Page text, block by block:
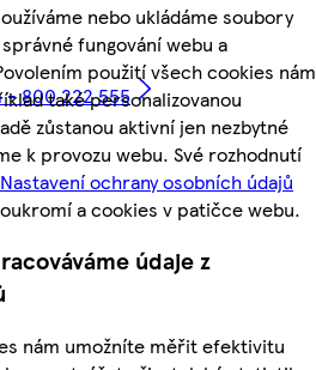
nebo ukládáme soubory
fungování webu a
použití všech cookies nám
také personalizovanou
zůstanou aktivní jen nezbytné
k provozu webu. Své rozhodnutí
Nastavení ochrany osobních údajů
a cookies v patičce webu.
údaje z
nám umožníte měřit efektivitu
- 800 222 555